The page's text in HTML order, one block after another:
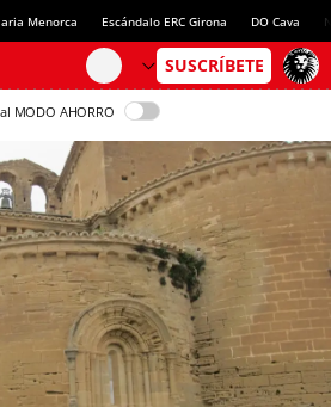
Menorca Escándalo ERC Girona DO Cava
MODO AHORRO